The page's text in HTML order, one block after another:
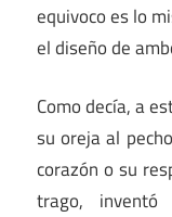
equivoco es lo
el diseño de
Como decía, a
su oreja al
corazón o su
trago,